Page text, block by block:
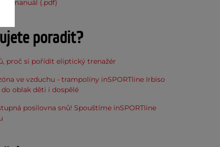
manuál (.pdf)
poradit?
proč si pořídit eliptický trenažér
ve vzduchu - trampolíny inSPORTline Irbiso
oblak děti i dospělé
posilovna snů! Spouštíme inSPORTline